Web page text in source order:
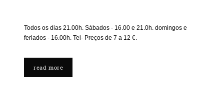
Todos os dias 21.00h. Sábados - 16.00 e 21.0h. domingos e
feriados - 16.00h . Tel- Preços de 7 a 12 €.
read more